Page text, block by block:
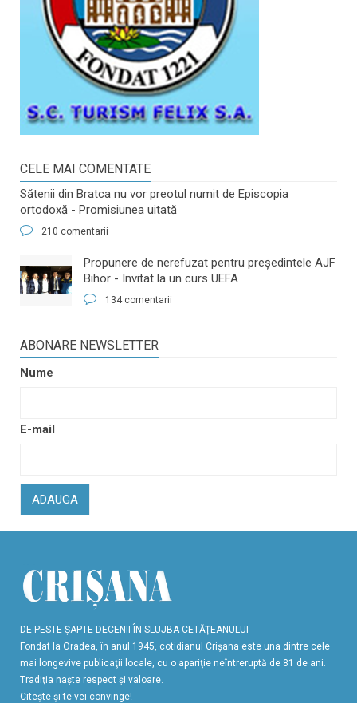
CELE MAI COMENTATE
Sătenii din Bratca nu vor preotul numit de Episcopia
ortodoxă - Promisiunea uitată
210 comentarii
​Propunere de nerefuzat pentru preşedintele AJF
Bihor - Invitat la un curs UEFA
134 comentarii
ABONARE NEWSLETTER
Nume
E-mail
ADAUGA
DE PESTE ŞAPTE DECENII ÎN SLUJBA CETĂŢEANULUI
Fondat la Oradea, în anul 1945, cotidianul Crişana este una dintre cele
mai longevive publicaţii locale, cu o apariţie neîntreruptă de 81 de ani.
Tradiţia naşte respect şi valoare.
Citeşte şi te vei convinge!